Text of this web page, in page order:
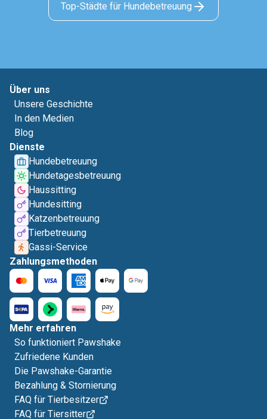
Top-Städte für Hundebetreuung
Über uns
Unsere Geschichte
In den Medien
Blog
Dienste
Hundebetreuung
Hundetagesbetreuung
Haussitting
Hundesitting
Katzenbetreuung
Tierbetreuung
Gassi-Service
Zahlungsmethoden
Mehr erfahren
So funktioniert Pawshake
Zufriedene Kunden
Die Pawshake-Garantie
Bezahlung & Stornierung
FAQ für Tierbesitzer
FAQ für Tiersitter